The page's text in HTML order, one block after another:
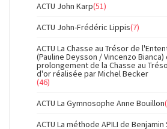
ACTU John Karp(51)
ACTU John-Frédéric Lippis(7)
ACTU La Chasse au Trésor de
(Pauline Deysson / Vincenzo Bianca)
prolongement de la Chasse au
d'or réalisée par Michel Becker
(46)
ACTU La Gymnosophe Anne Bouillon
ACTU La méthode APILI de